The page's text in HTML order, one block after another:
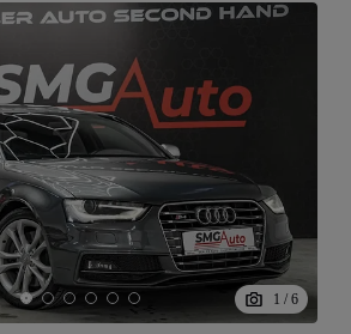
1 / 6